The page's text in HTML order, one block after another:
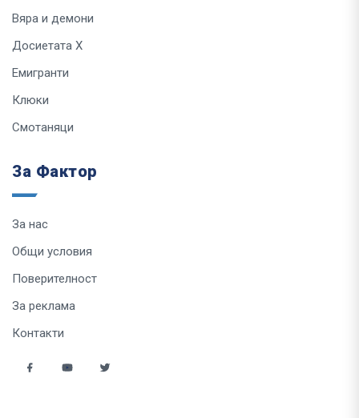
Вяра и демони
Досиетата Х
Емигранти
Клюки
Смотаняци
За Фактор
За нас
Общи условия
Поверителност
За реклама
Контакти